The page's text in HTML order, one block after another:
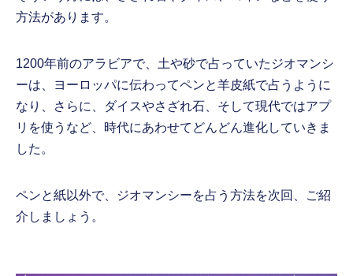
方法があります。
1200年前のアラビアで、土や砂で占っていたジオマンシ
ーは、ヨーロッパに伝わってペンと羊皮紙で占うように
なり、さらに、ダイスやさざれ石、そして現代ではアプ
リを使うなど、時代にあわせてどんどん進化していきま
した。
ペンと紙以外で、ジオマンシーを占う方法を次回、ご紹
介しましょう。